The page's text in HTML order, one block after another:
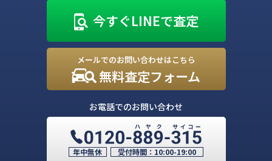
今すぐLINEで査定
メールでのお問い合わせはこちら
無料査定フォーム
お電話でのお問い合わせ
年中無休 受付時間： 10:00-19:00